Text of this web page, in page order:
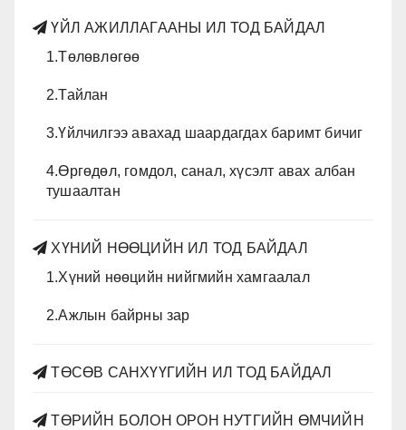
ҮЙЛ АЖИЛЛАГААНЫ ИЛ ТОД БАЙДАЛ
1.Төлөвлөгөө
2.Тайлан
3.Үйлчилгээ авахад шаардагдах баримт бичиг
4.Өргөдөл, гомдол, санал, хүсэлт авах албан
тушаалтан
ХҮНИЙ НӨӨЦИЙН ИЛ ТОД БАЙДАЛ
1.Хүний нөөцийн нийгмийн хамгаалал
2.Ажлын байрны зар
ТӨСӨВ САНХҮҮГИЙН ИЛ ТОД БАЙДАЛ
ТӨРИЙН БОЛОН ОРОН НУТГИЙН ӨМЧИЙН